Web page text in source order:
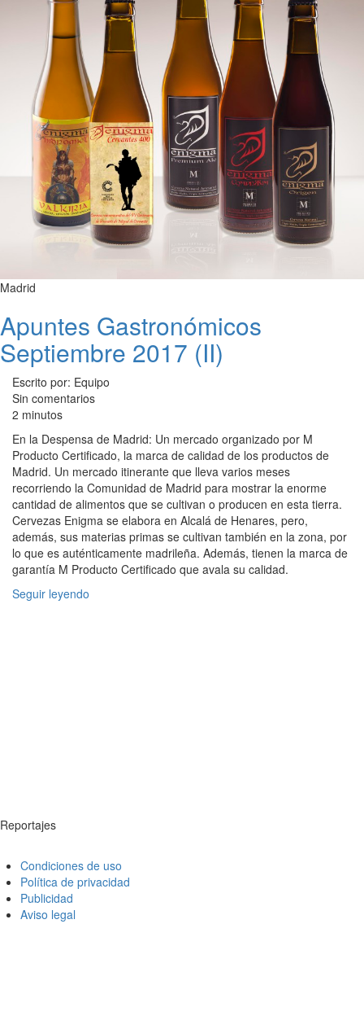
Madrid
Apuntes Gastronómicos
Septiembre 2017 (II)
Escrito por: Equipo
Sin comentarios
2 minutos
En la Despensa de Madrid: Un mercado organizado por M
Producto Certificado, la marca de calidad de los productos de
Madrid. Un mercado itinerante que lleva varios meses
recorriendo la Comunidad de Madrid para mostrar la enorme
cantidad de alimentos que se cultivan o producen en esta tierra.
Cervezas Enigma se elabora en Alcalá de Henares, pero,
además, sus materias primas se cultivan también en la zona, por
lo que es auténticamente madrileña. Además, tienen la marca de
garantía M Producto Certificado que avala su calidad.
Seguir leyendo
Reportajes
Condiciones de uso
Política de privacidad
Publicidad
Aviso legal